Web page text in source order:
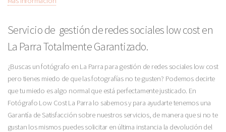
Servicio de gestión de redes sociales low cost en
La Parra Totalmente Garantizado.
¿Buscas un fotógrafo en La Parra para gestión de redes sociales low cost
pero tienes miedo de que las fotografías no te gusten? Podemos decirte
que tu miedo es algo normal que está perfectamente justicado. En
Fotógrafo Low Cost La Parra lo sabemos y para ayudarte tenemos una
Garantía de Satisfacción sobre nuestros servicios, de manera que si no te
gustan los mismos puedes solicitar en última instancia la devolución del